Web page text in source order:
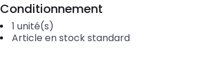
Conditionnement
1 unité(s)
Article en stock standard